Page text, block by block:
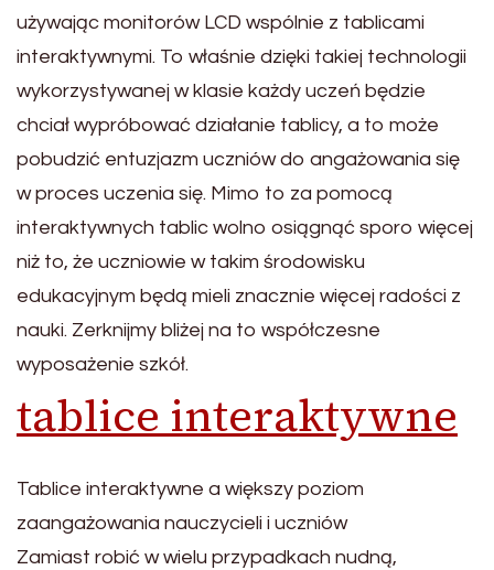
używając monitorów LCD wspólnie z tablicami
interaktywnymi. To właśnie dzięki takiej technologii
wykorzystywanej w klasie każdy uczeń będzie
chciał wypróbować działanie tablicy, a to może
pobudzić entuzjazm uczniów do angażowania się
w proces uczenia się. Mimo to za pomocą
interaktywnych tablic wolno osiągnąć sporo więcej
niż to, że uczniowie w takim środowisku
edukacyjnym będą mieli znacznie więcej radości z
nauki. Zerknijmy bliżej na to współczesne
wyposażenie szkół.
tablice interaktywne
Tablice interaktywne a większy poziom
zaangażowania nauczycieli i uczniów
Zamiast robić w wielu przypadkach nudną,